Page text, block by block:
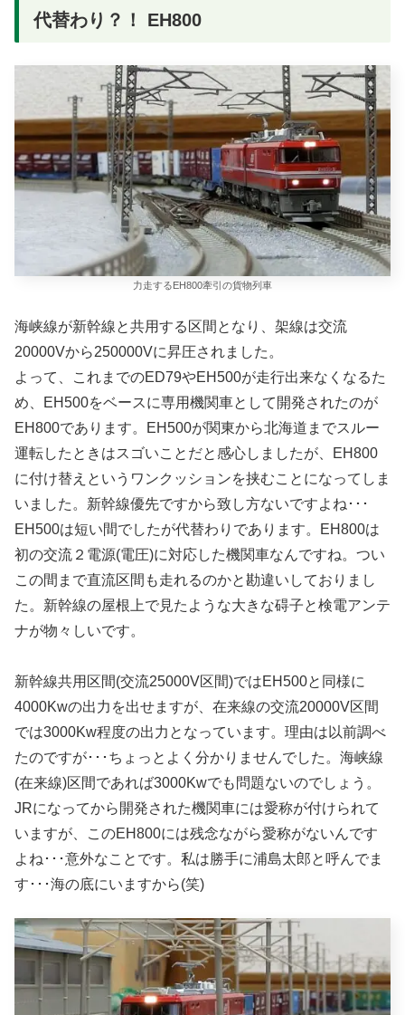
代替わり？！ EH800
力走するEH800牽引の貨物列車
海峡線が新幹線と共用する区間となり、架線は交流
20000Vから250000Vに昇圧されました。
よって、これまでのED79やEH500が走行出来なくなるた
め、EH500をベースに専用機関車として開発されたのが
EH800であります。EH500が関東から北海道までスルー
運転したときはスゴいことだと感心しましたが、EH800
に付け替えというワンクッションを挟むことになってしま
いました。新幹線優先ですから致し方ないですよね･･･
EH500は短い間でしたが代替わりであります。EH800は
初の交流２電源(電圧)に対応した機関車なんですね。つい
この間まで直流区間も走れるのかと勘違いしておりまし
た。新幹線の屋根上で見たような大きな碍子と検電アンテ
ナが物々しいです。
新幹線共用区間(交流25000V区間)ではEH500と同様に
4000Kwの出力を出せますが、在来線の交流20000V区間
では3000Kw程度の出力となっています。理由は以前調べ
たのですが･･･ちょっとよく分かりませんでした。海峡線
(在来線)区間であれば3000Kwでも問題ないのでしょう。
JRになってから開発された機関車には愛称が付けられて
いますが、このEH800には残念ながら愛称がないんです
よね･･･意外なことです。私は勝手に浦島太郎と呼んでま
す･･･海の底にいますから(笑)